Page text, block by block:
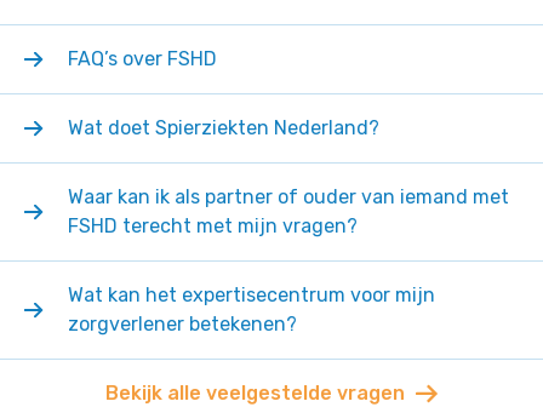
FAQ’s over FSHD
Wat doet Spierziekten Nederland?
Waar kan ik als partner of ouder van iemand met
FSHD terecht met mijn vragen?
Wat kan het expertisecentrum voor mijn
zorgverlener betekenen?
Bekijk alle veelgestelde vragen